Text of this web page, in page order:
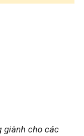
giành cho các